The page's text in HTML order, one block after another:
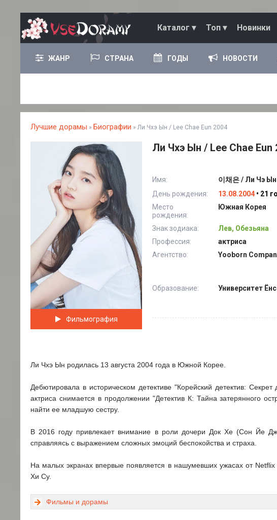
Каталог ▾ Топ ▾ Новинки
ЖАНР СТРАНА ГОДЫ НОВОСТИ
Лучшие дорамы » Биографии » Ли Чхэ Ын / Lee Chae Eun 2004
Фильмография
Ли Чхэ Ын / Lee Chae Eun
Имя:
이채은 / Ли Чэ
День рождения:
13.08.2004 • 21
Место
рождения:
Южная Корея
Знак зодиака:
Лев, Обезьяна
Профессия:
актриса
Агентство:
Yooborn
Образование: Университет
Ли Чхэ Ын родилась 13 августа 2004 года в Южной Корее.
Дебютировала в историческом детективе "Корейский детектив:
актриса снимается в продолжении "Детектив К: Тайна затерянного
найти ее младшую сестру.
В 2016 году привлекает внимание в роли дочери Док Хе (Сон Йе
справляясь с выражением сложных эмоций беспокойства и страха.
На малых экранах впервые появляется в нашумевших ужасах от
Хи Су.
Фильмы и дорамы